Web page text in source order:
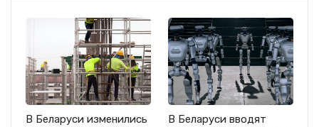
В Беларуси изменились
В Беларуси вводят